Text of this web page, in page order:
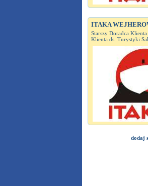
ITAKA
Starszy Doradca
Klienta ds. Turystyki
dodaj